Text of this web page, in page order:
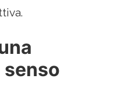
senso